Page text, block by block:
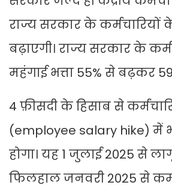
राज्य सरकार के कर्मचारियों
बढ़ाएगी। राज्य सरकार के
महंगाई भत्ता 55% से बढ़कर
4 फ़ीसदी के हिसाब से
(employee salary hike) में
होगा। यह 1 जुलाई 2025 से
फिलहाल जनवरी 2025 से